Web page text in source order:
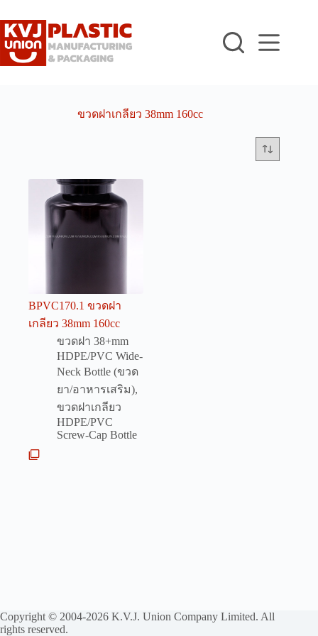
to
content
ขวดฝาเกลียว 38mm 160cc
BPVC170.1 ขวดฝา
เกลียว 38mm 160cc
ขวดฝา 38+mm
HDPE/PVC Wide-
Neck Bottle (ขวด
ยา/อาหารเสริม),
ขวดฝาเกลียว
HDPE/PVC
Screw-Cap Bottle
Copyright © 2004-2026 K.V.J. Union Company Limited. All
rights reserved.